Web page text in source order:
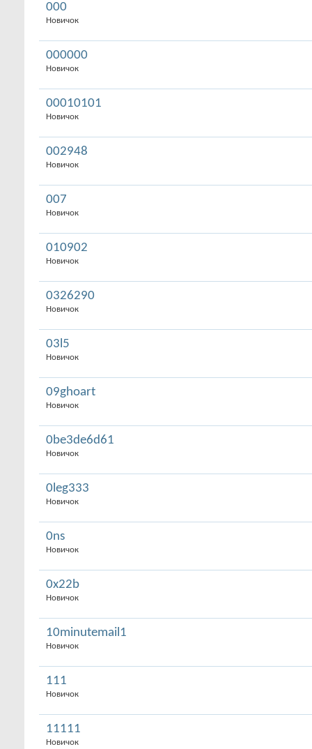
000
Новичок
000000
Новичок
00010101
Новичок
002948
Новичок
007
Новичок
010902
Новичок
0326290
Новичок
03l5
Новичок
09ghoart
Новичок
0be3de6d61
Новичок
0leg333
Новичок
0ns
Новичок
0x22b
Новичок
10minutemail1
Новичок
111
Новичок
11111
Новичок